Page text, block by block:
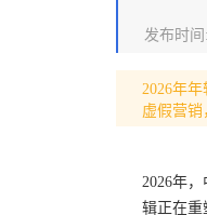
发布时间 :
2026年
虚假营销
2026年
辑正在重